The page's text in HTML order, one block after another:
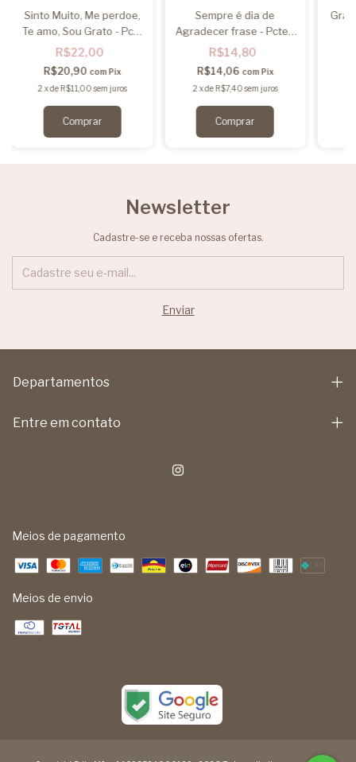
Sinto Muito, Me perdoe,
Te amo, Sou Grato - Pcte
com 1 frase
R$22,00
R$20,90 com Pix
2 xdeR$11,00 sem juros
Sempre é dia de
Agradecer frase - Pcte 1
un
R$14,80
R$14,06 com Pix
2 xdeR$7,40 sem juros
Newsletter
Cadastre-se e receba nossas ofertas.
Departamentos
Entre em contato
Meios de pagamento
Meios de envio